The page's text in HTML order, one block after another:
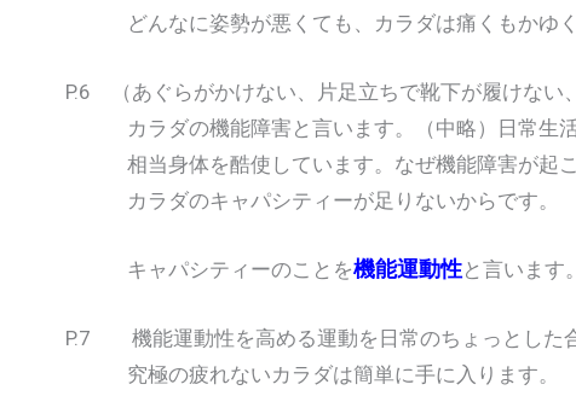
どんなに姿勢が悪くても、カラダは痛くもかゆく
P.6 （あぐらがかけない、片足立ちで靴下が履けない
カラダの機能障害と言います。（中略）日常生活
相当身体を酷使しています。なぜ機能障害が起こ
カラダのキャパシティーが足りないからです。
キャパシティーのことを機能運動性と言います。
P.7 機能運動性を高める運動を日常のちょっとした
究極の疲れないカラダは簡単に手に入ります。